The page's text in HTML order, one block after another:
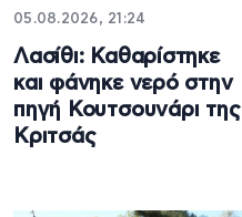
05.08.2026, 21:24
Λασίθι: Καθαρίστηκε
και φάνηκε νερό στην
πηγή Κουτσουνάρι της
Κριτσάς